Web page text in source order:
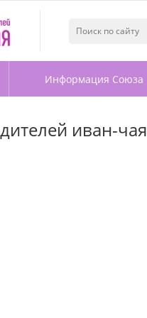
Информация Союза
иван-чая